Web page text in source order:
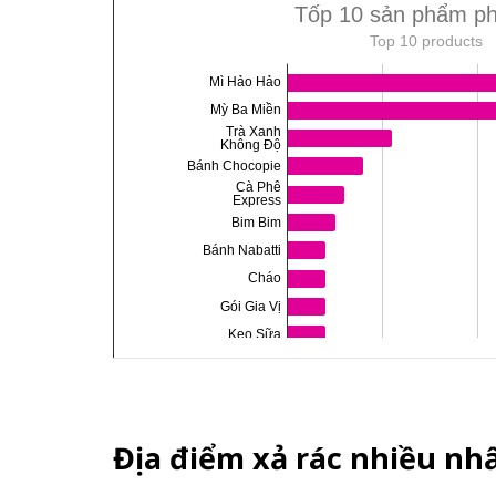
Địa điểm xả rác nhiều